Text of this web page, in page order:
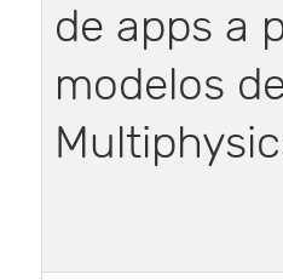
de apps a
modelos